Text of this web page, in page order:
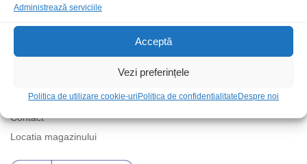
Administrează serviciile
Acceptă
Vezi preferințele
Politica de utilizare cookie-uri Politica de confidentialitate Despre noi
Contact
Locatia magazinului